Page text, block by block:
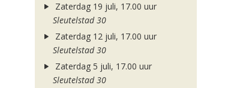
Zaterdag 19 juli, 17.00 uur
Sleutelstad 30
Zaterdag 12 juli, 17.00 uur
Sleutelstad 30
Zaterdag 5 juli, 17.00 uur
Sleutelstad 30